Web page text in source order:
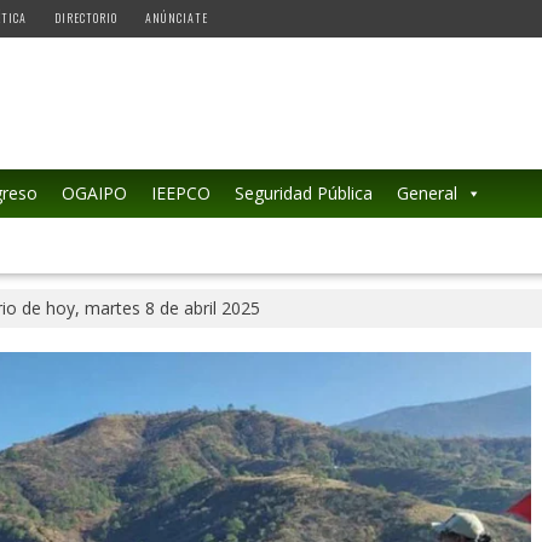
DIRECTORIO ANÚNCIATE
OGAIPO IEEPCO Seguridad Pública General
de hoy, martes 8 de abril 2025